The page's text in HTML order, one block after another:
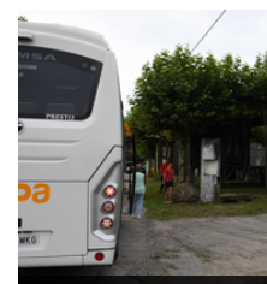
Bus zerbitzua